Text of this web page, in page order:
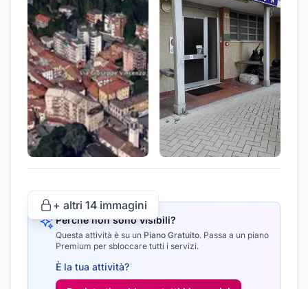
+ altri 14 immagini
Perché non sono visibili?
Questa attività è su un Piano Gratuito. Passa a un piano
Premium per sbloccare tutti i servizi.
È la tua attività?